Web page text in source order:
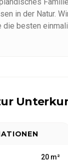
in der Natur.
die besten
20 m²